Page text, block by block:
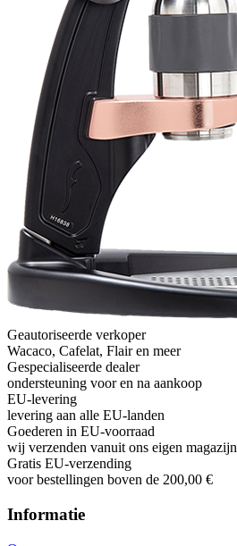
Geautoriseerde verkoper
Wacaco, Cafelat, Flair en meer
Gespecialiseerde dealer
ondersteuning voor en na aankoop
EU-levering
levering aan alle EU-landen
Goederen in EU-voorraad
wij verzenden vanuit ons eigen magazijn
Gratis EU-verzending
voor bestellingen boven de 200,00 €
Informatie